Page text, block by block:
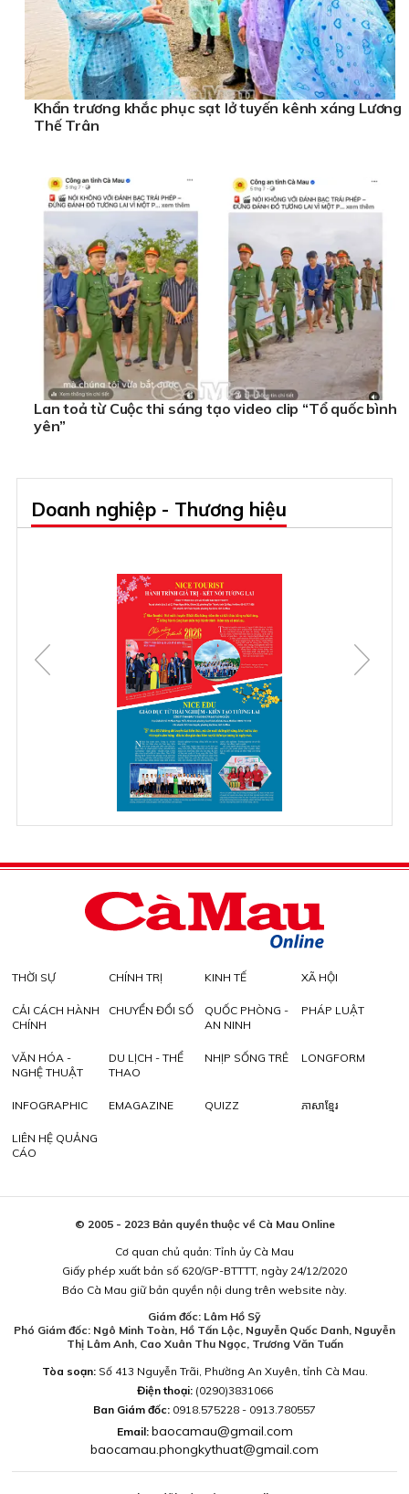
Khẩn trương khắc phục sạt lở tuyến kênh xáng Lương
Thế Trân
Lan toả từ Cuộc thi sáng tạo video clip “Tổ quốc bình
yên”
Doanh nghiệp - Thương hiệu
THỜI SỰ CHÍNH TRỊ KINH TẾ XÃ HỘI
CẢI CÁCH HÀNH
CHÍNH
CHUYỂN ĐỔI SỐ
QUỐC PHÒNG -
AN NINH
PHÁP LUẬT
VĂN HÓA -
NGHỆ THUẬT
DU LỊCH - THỂ
THAO
NHỊP SỐNG TRẺ LONGFORM
INFOGRAPHIC EMAGAZINE QUIZZ ភាសាខ្មែរ
LIÊN HỆ QUẢNG
CÁO
© 2005 - 2023 Bản quyền thuộc về Cà Mau Online
Cơ quan chủ quản: Tỉnh ủy Cà Mau
Giấy phép xuất bản số 620/GP-BTTTT, ngày 24/12/2020
Báo Cà Mau giữ bản quyền nội dung trên website này.
Giám đốc: Lâm Hồ Sỹ
Phó Giám đốc: Ngô Minh Toàn, Hồ Tấn Lộc, Nguyễn Quốc Danh, Nguyễn
Thị Lâm Anh, Cao Xuân Thu Ngọc, Trương Văn Tuấn
Tòa soạn:Số 413 Nguyễn Trãi, Phường An Xuyên, tỉnh Cà Mau.
Điện thoại: (0290)3831066
Ban Giám đốc: 0918.575228 - 0913.780557
Email: baocamau@gmail.com
baocamau.phongkythuat@gmail.com